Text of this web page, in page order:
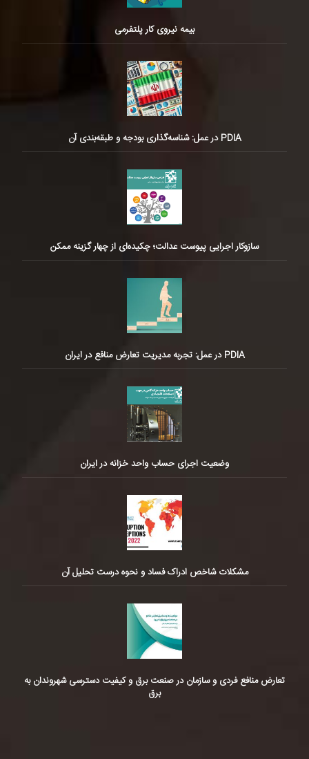
بیمه نیروی کار پلتفرمی
PDIA در عمل: شناسه‌گذاری بودجه و طبقه‌بندی آن
سازوکار اجرایی پیوست عدالت؛ چکیده‌ای از چهار گزینه ممکن
PDIA در عمل: تجربه مدیریت تعارض منافع در ایران
وضعیت اجرای حساب واحد خزانه در ایران
مشکلات شاخص ادراک فساد و نحوه درست تحلیل آن
تعارض منافع فردی و سازمان در صنعت برق و کیفیت دسترسی شهروندان به
برق